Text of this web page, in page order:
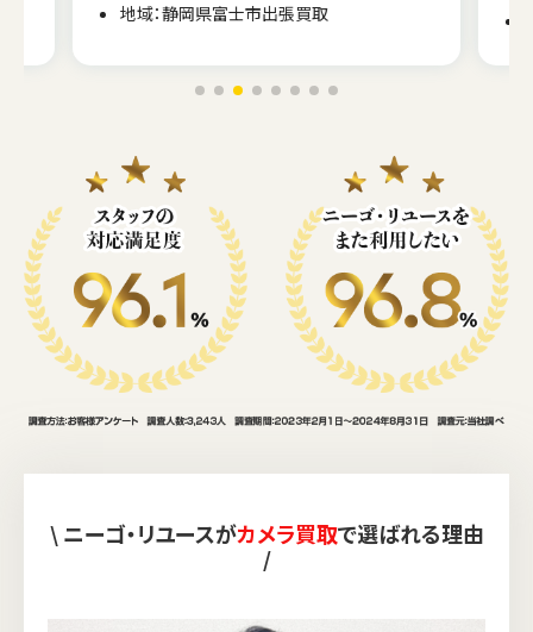
地域：静岡県富士市出張買取
\ ニーゴ・リユースがカメラ買取で選ばれる理由
/